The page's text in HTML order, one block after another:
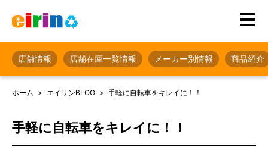
店舗情報 店舗在庫一覧情報 メーカー別情報 商品紹介
ホーム エイリンBLOG 手軽に自転車をキレイに！！
手軽に自転車をキレイに！！